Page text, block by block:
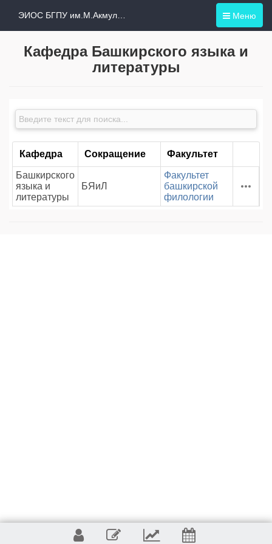
Меню
Кафедра Башкирского языка и
литературы
Кафедра Сокращение Факультет
Башкирского
языка и
литературы
БЯиЛ
Факультет
башкирской
филологии